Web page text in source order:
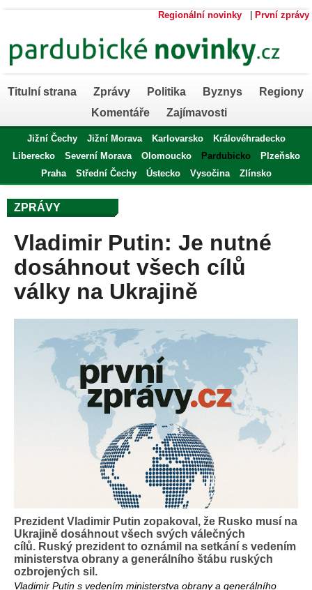
Regionální novinky První zprávy
Titulní strana Zprávy Politika Byznys
Regiony
Komentáře
Zajímavosti
Jižní Čechy Jižní Morava Karlovarsko
Královéhradecko
Liberecko
Severní Morava Olomoucko Pardubicko
Plzeňsko
Praha
Střední Čechy Ústecko Vysočina Zlínsko
ZPRÁVY
Vladimir Putin: Je nutné
dosáhnout všech cílů
války na Ukrajině
Prezident Vladimir Putin zopakoval, že Rusko musí na
Ukrajině dosáhnout všech svých válečných
cílů. Ruský prezident to oznámil na setkání s vedením
ministerstva obrany a generálního štábu ruských
ozbrojených sil.
Vladimir Putin s vedením ministerstva obrany a generálního